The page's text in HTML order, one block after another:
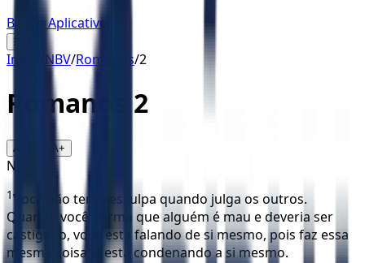
Baixar Aplicativo
☰
Início NBV/Romanos/2
Romanos 2
A- A+
NBV
1Você não tem desculpa quando julga os outros.
Quando você afirma que alguém é mau e deveria ser
castigado, você está falando de si mesmo, pois faz essa
mesma coisa, e está condenando a si mesmo.